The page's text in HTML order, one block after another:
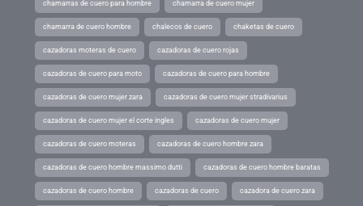
chamarras de cuero para hombre chamarra de cuero mujer
chamarra de cuero hombre chalecos de cuero chaketas de cuero
cazadoras moteras de cuero cazadoras de cuero rojas
cazadoras de cuero para moto cazadoras de cuero para hombre
cazadoras de cuero mujer zara cazadoras de cuero mujer stradivarius
cazadoras de cuero mujer el corte ingles cazadoras de cuero mujer
cazadoras de cuero moteras cazadoras de cuero hombre zara
cazadoras de cuero hombre massimo dutti cazadoras de cuero hombre baratas
cazadoras de cuero hombre cazadoras de cuero cazadora de cuero zara